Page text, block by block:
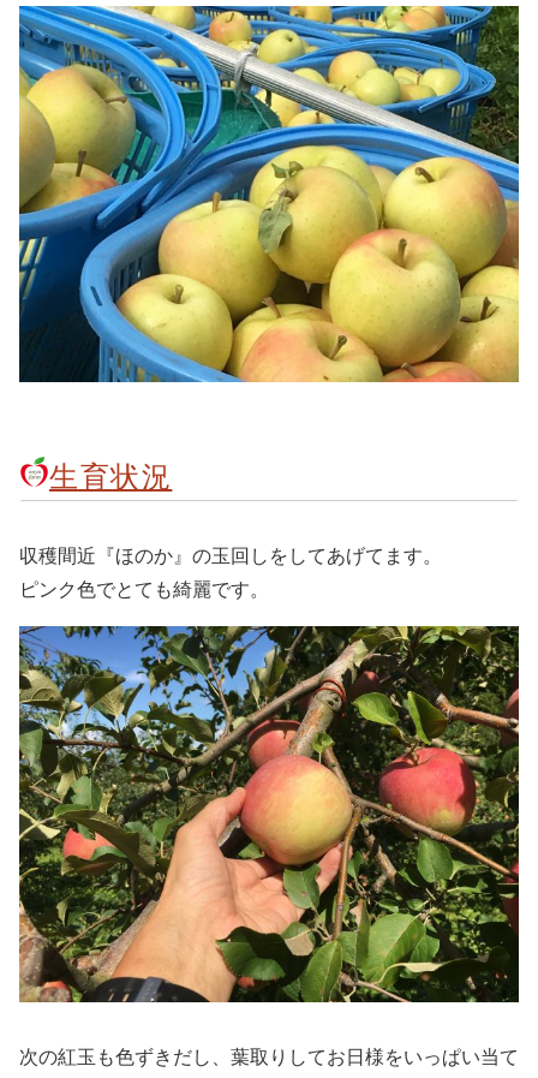
生育状況
収穫間近『ほのか』の玉回しをしてあげてます。
ピンク色でとても綺麗です。
次の紅玉も色ずきだし、葉取りしてお日様をいっぱい当て